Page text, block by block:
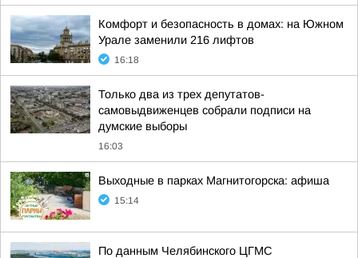
Комфорт и безопасность в домах: на Южном
Урале заменили 216 лифтов
16:18
Только два из трех депутатов-
самовыдвиженцев собрали подписи на
думские выборы
16:03
Выходные в парках Магнитогорска: афиша
15:14
По данным Челябинского ЦГМС